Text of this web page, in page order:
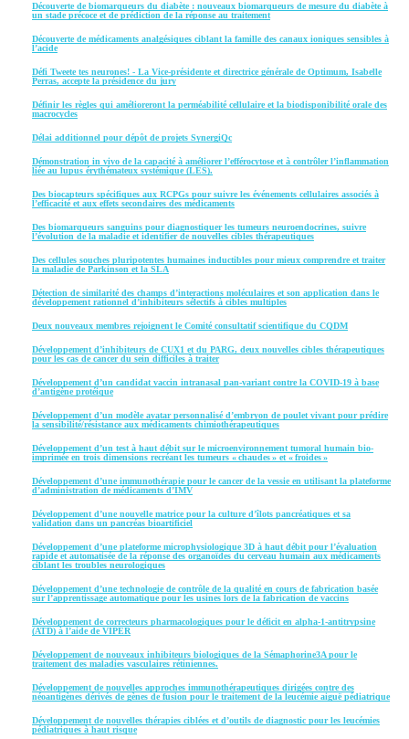
Découverte de biomarqueurs du diabète : nouveaux biomarqueurs de mesure du diabète à
un stade précoce et de prédiction de la réponse au traitement
Découverte de médicaments analgésiques ciblant la famille des canaux ioniques sensibles à
l’acide
Défi Tweete tes neurones! - La Vice-présidente et directrice générale de Optimum, Isabelle
Perras, accepte la présidence du jury
Définir les règles qui amélioreront la perméabilité cellulaire et la biodisponibilité orale des
macrocycles
Délai additionnel pour dépôt de projets SynergiQc
Démonstration in vivo de la capacité à améliorer l’efférocytose et à contrôler l’inflammation
liée au lupus érythémateux systémique (LES).
Des biocapteurs spécifiques aux RCPGs pour suivre les événements cellulaires associés à
l’efficacité et aux effets secondaires des médicaments
Des biomarqueurs sanguins pour diagnostiquer les tumeurs neuroendocrines, suivre
l’évolution de la maladie et identifier de nouvelles cibles thérapeutiques
Des cellules souches pluripotentes humaines inductibles pour mieux comprendre et traiter
la maladie de Parkinson et la SLA
Détection de similarité des champs d’interactions moléculaires et son application dans le
développement rationnel d’inhibiteurs sélectifs à cibles multiples
Deux nouveaux membres rejoignent le Comité consultatif scientifique du CQDM
Développement d’inhibiteurs de CUX1 et du PARG, deux nouvelles cibles thérapeutiques
pour les cas de cancer du sein difficiles à traiter
Développement d’un candidat vaccin intranasal pan-variant contre la COVID-19 à base
d’antigène protéique
Développement d’un modèle avatar personnalisé d’embryon de poulet vivant pour prédire
la sensibilité/résistance aux médicaments chimiothérapeutiques
Développement d’un test à haut débit sur le microenvironnement tumoral humain bio-
imprimée en trois dimensions recréant les tumeurs « chaudes » et « froides »
Développement d’une immunothérapie pour le cancer de la vessie en utilisant la plateforme
d’administration de médicaments d’IMV
Développement d’une nouvelle matrice pour la culture d’îlots pancréatiques et sa
validation dans un pancréas bioartificiel
Développement d’une plateforme microphysiologique 3D à haut débit pour l’évaluation
rapide et automatisée de la réponse des organoïdes du cerveau humain aux médicaments
ciblant les troubles neurologiques
Développement d’une technologie de contrôle de la qualité en cours de fabrication basée
sur l’apprentissage automatique pour les usines lors de la fabrication de vaccins
Développement de correcteurs pharmacologiques pour le déficit en alpha-1-antitrypsine
(ATD) à l’aide de VIPER
Développement de nouveaux inhibiteurs biologiques de la Sémaphorine3A pour le
traitement des maladies vasculaires rétiniennes.
Développement de nouvelles approches immunothérapeutiques dirigées contre des
néoantigènes dérivés de gènes de fusion pour le traitement de la leucémie aiguë pédiatrique
Développement de nouvelles thérapies ciblées et d’outils de diagnostic pour les leucémies
pédiatriques à haut risque